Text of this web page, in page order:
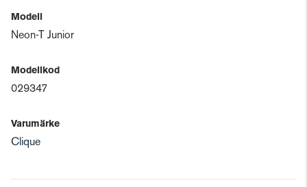
Modell
Neon-T Junior
Modellkod
029347
Varumärke
Clique